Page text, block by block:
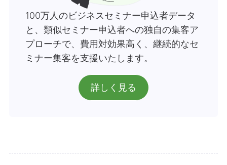
100万人のビジネスセミナー申込者データ
と、類似セミナー申込者への独自の集客ア
プローチで、費用対効果高く、継続的なセ
ミナー集客を支援いたします。
詳しく見る